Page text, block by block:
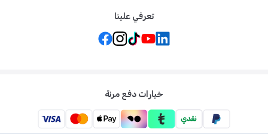
تعرفي علينا
خيارات دفع مرنة